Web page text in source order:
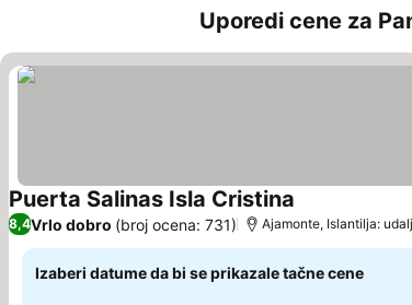
Uporedi cene za
Puerta Salinas Isla Cristina
8,4Vrlo dobro (broj ocena: 731) Ajamonte, Islantilja:
Izaberi datume da bi se prikazale tačne cene